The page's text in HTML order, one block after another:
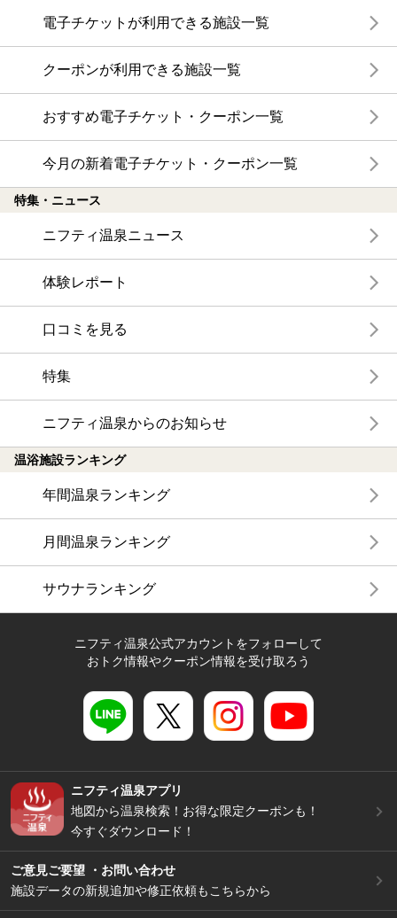
電子チケットが利用できる施設一覧
クーポンが利用できる施設一覧
おすすめ電子チケット・クーポン一覧
今月の新着電子チケット・クーポン一覧
特集・ニュース
ニフティ温泉ニュース
体験レポート
口コミを見る
特集
ニフティ温泉からのお知らせ
温浴施設ランキング
年間温泉ランキング
月間温泉ランキング
サウナランキング
ニフティ温泉公式アカウントをフォローして
おトク情報やクーポン情報を受け取ろう
ニフティ温泉アプリ
地図から温泉検索！お得な限定クーポンも！
今すぐダウンロード！
ご意見ご要望 ・お問い合わせ
施設データの新規追加や修正依頼もこちらから